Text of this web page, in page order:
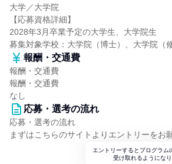
大学／大学院
【応募資格詳細】
2028年3月卒業予定の大学生、大学院生
募集対象学校：大学院（博士）、大学院（
報酬・交通費
報酬・交通費
報酬・交通費
なし
応募・選考の流れ
応募・選考の流れ
まずはこちらのサイトよりエントリーをお
エントリーするとプログラム
受け取れるようにな